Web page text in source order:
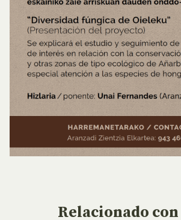
Relacionado